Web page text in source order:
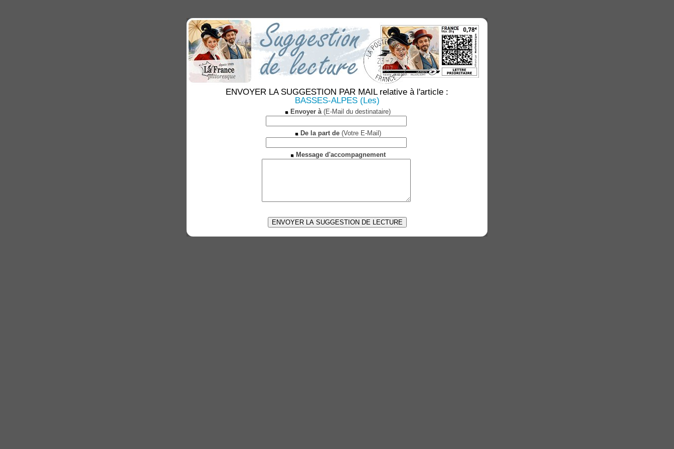
ENVOYER LA SUGGESTION PAR MAIL relative à l'article :
BASSES-ALPES (Les)
Envoyer à(E-Mail du destinataire)
De la part de(Votre E-Mail)
Message d'accompagnement